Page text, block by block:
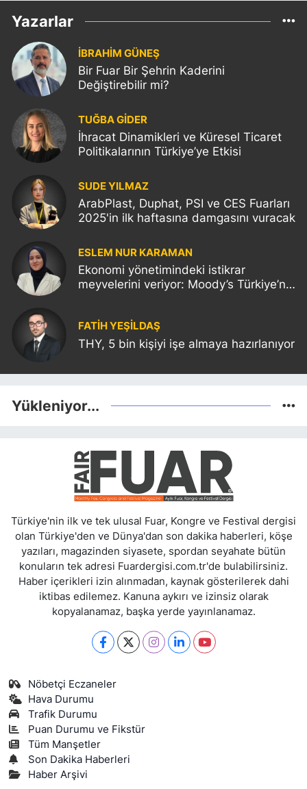
Yazarlar
İBRAHİM GÜNEŞ
Bir Fuar Bir Şehrin Kaderini
Değiştirebilir mi?
TUĞBA GİDER
İhracat Dinamikleri ve Küresel Ticaret
Politikalarının Türkiye’ye Etkisi
SUDE YILMAZ
ArabPlast, Duphat, PSI ve CES Fuarları
2025'in ilk haftasına damgasını vuracak
ESLEM NUR KARAMAN
Ekonomi yönetimindeki istikrar
meyvelerini veriyor: Moody’s Türkiye’nin
FATIH YEŞİLDAŞ
THY, 5 bin kişiyi işe almaya hazırlanıyor
Yükleniyor...
Türkiye'nin ilk ve tek ulusal Fuar, Kongre ve Festival dergisi
olan Türkiye'den ve Dünya'dan son dakika haberleri, köşe
yazıları, magazinden siyasete, spordan seyahate bütün
konuların tek adresi Fuardergisi.com.tr'de bulabilirsiniz.
Haber içerikleri izin alınmadan, kaynak gösterilerek dahi
iktibas edilemez. Kanuna aykırı ve izinsiz olarak
kopyalanamaz, başka yerde yayınlanamaz.
Nöbetçi Eczaneler
Hava Durumu
Trafik Durumu
Puan Durumu ve Fikstür
Tüm Manşetler
Son Dakika Haberleri
Haber Arşivi